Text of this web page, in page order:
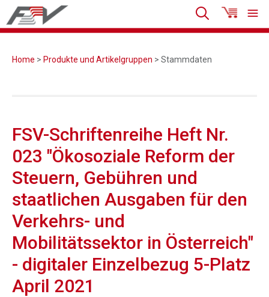
Home > Produkte und Artikelgruppen > Stammdaten
FSV-Schriftenreihe Heft Nr.
023 "Ökosoziale Reform der
Steuern, Gebühren und
staatlichen Ausgaben für den
Verkehrs- und
Mobilitätssektor in Österreich"
- digitaler Einzelbezug 5-Platz
April 2021